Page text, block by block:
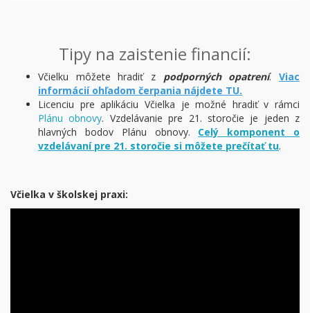
Tipy na zaistenie financií:
Včielku môžete hradiť z podporných opatrení.Viac
informácií ohľadom čerpania nájdete TU.
Licenciu pre aplikáciu Včielka je možné hradiť v rámci
Plánu obnovy. Vzdelávanie pre 21. storočie je jeden z
hlavných bodov Plánu obnovy. Celý komponent o
vzdelávaní pre 21. storočie si môžete prečítať tu.
Včielka v školskej praxi: